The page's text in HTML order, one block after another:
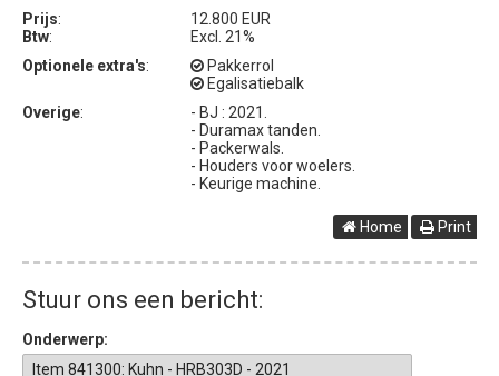
Prijs:
12.800 EUR
Btw:
Excl. 21%
Optionele extra's:
Pakkerrol
Egalisatiebalk
Overige:
- BJ : 2021.
- Duramax tanden.
- Packerwals.
- Houders voor woelers.
- Keurige machine.
Home Print
Stuur ons een bericht:
Onderwerp: